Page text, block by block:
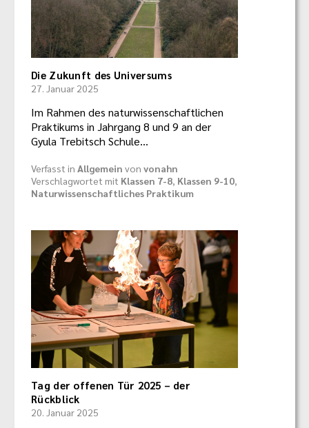
Die Zukunft des Universums
27. Januar 2025
Im Rahmen des naturwissenschaftlichen
Praktikums in Jahrgang 8 und 9 an der
Gyula Trebitsch Schule…
Verfasst in Allgemein von vonahn
Verschlagwortet mit Klassen 7-8, Klassen 9-10,
Naturwissenschaftliches Praktikum
Tag der offenen Tür 2025 – der
Rückblick
20. Januar 2025